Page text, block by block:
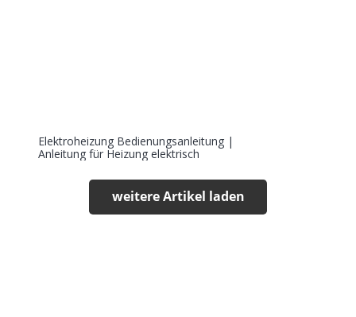
Elektroheizung Bedienungsanleitung |
Anleitung für Heizung elektrisch
weitere Artikel laden